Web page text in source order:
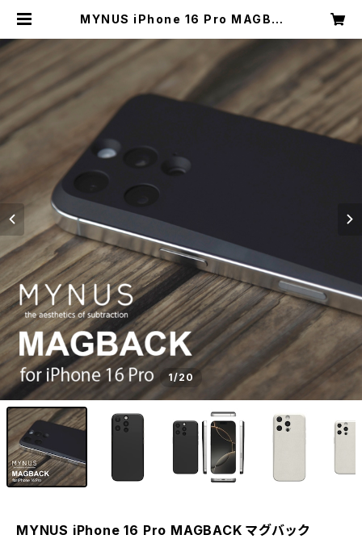
MYNUS iPhone 16 Pro MAGBA
レート 背面カバー iPhoneカバー |
Feelgood Shop
1/20
MYNUS iPhone 16 Pro MAGBACK マグバック